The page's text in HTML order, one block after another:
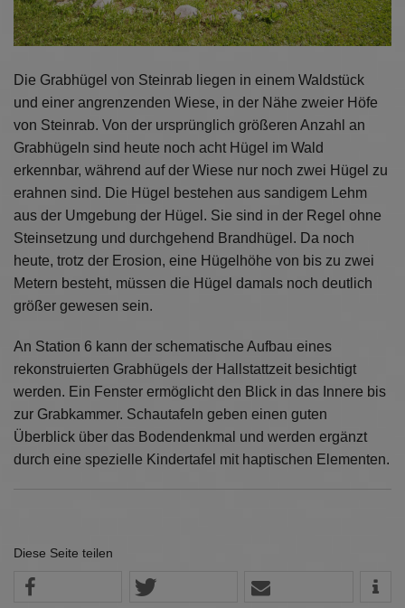
Die Grabhügel von Steinrab liegen in einem Waldstück
und einer angrenzenden Wiese, in der Nähe zweier Höfe
von Steinrab. Von der ursprünglich größeren Anzahl an
Grabhügeln sind heute noch acht Hügel im Wald
erkennbar, während auf der Wiese nur noch zwei Hügel zu
erahnen sind. Die Hügel bestehen aus sandigem Lehm
aus der Umgebung der Hügel. Sie sind in der Regel ohne
Steinsetzung und durchgehend Brandhügel. Da noch
heute, trotz der Erosion, eine Hügelhöhe von bis zu zwei
Metern besteht, müssen die Hügel damals noch deutlich
größer gewesen sein.
An Station 6 kann der schematische Aufbau eines
rekonstruierten Grabhügels der Hallstattzeit besichtigt
werden. Ein Fenster ermöglicht den Blick in das Innere bis
zur Grabkammer. Schautafeln geben einen guten
Überblick über das Bodendenkmal und werden ergänzt
durch eine spezielle Kindertafel mit haptischen Elementen.
Diese Seite teilen